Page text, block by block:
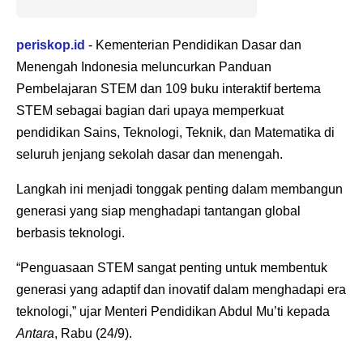
periskop.id - Kementerian Pendidikan Dasar dan
Menengah Indonesia meluncurkan Panduan
Pembelajaran STEM dan 109 buku interaktif bertema
STEM sebagai bagian dari upaya memperkuat
pendidikan Sains, Teknologi, Teknik, dan Matematika di
seluruh jenjang sekolah dasar dan menengah.
Langkah ini menjadi tonggak penting dalam membangun
generasi yang siap menghadapi tantangan global
berbasis teknologi.
“Penguasaan STEM sangat penting untuk membentuk
generasi yang adaptif dan inovatif dalam menghadapi era
teknologi,” ujar Menteri Pendidikan Abdul Mu’ti kepada
Antara, Rabu (24/9).